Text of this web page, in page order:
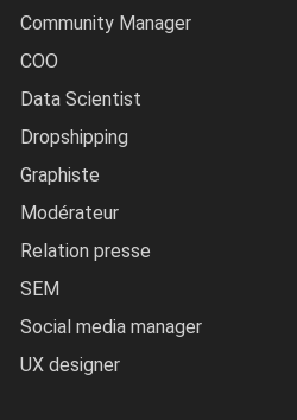
Community Manager
COO
Data Scientist
Dropshipping
Graphiste
Modérateur
Relation presse
SEM
Social media manager
UX designer